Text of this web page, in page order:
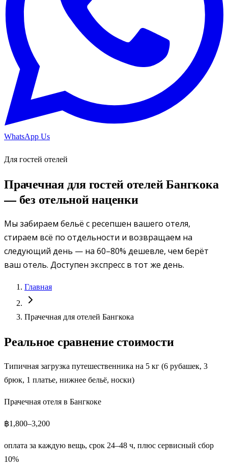
WhatsApp Us
Для гостей отелей
Прачечная для гостей отелей Бангкока
— без отельной наценки
Мы забираем бельё с ресепшен вашего отеля,
стираем всё по отдельности и возвращаем на
следующий день — на 60–80% дешевле, чем берёт
ваш отель. Доступен экспресс в тот же день.
Главная
Прачечная для отелей Бангкока
Реальное сравнение стоимости
Типичная загрузка путешественника на 5 кг (6 рубашек, 3
брюк, 1 платье, нижнее бельё, носки)
Прачечная отеля в Бангкоке
฿1,800–3,200
оплата за каждую вещь, срок 24–48 ч, плюс сервисный сбор
10%